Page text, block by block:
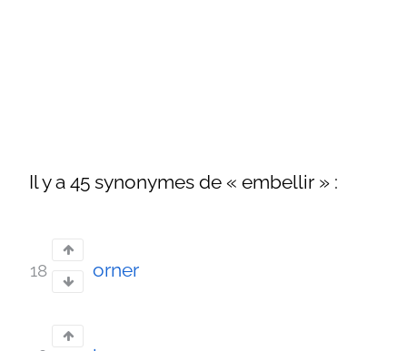
Il y a 45 synonymes de « embellir » :
18 orner